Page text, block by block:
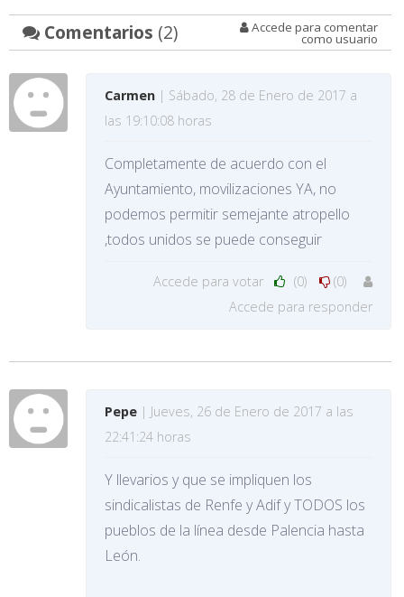
Comentarios (2) Accede para comentar
como usuario
Carmen | Sábado, 28 de Enero de 2017 a
las 19:10:08 horas
Completamente de acuerdo con el
Ayuntamiento, movilizaciones YA, no
podemos permitir semejante atropello
,todos unidos se puede conseguir
Accede para votar (0)
(0)
Accede para responder
Pepe | Jueves, 26 de Enero de 2017 a las
22:41:24 horas
Y llevarios y que se impliquen los
sindicalistas de Renfe y Adif y TODOS los
pueblos de la línea desde Palencia hasta
León.